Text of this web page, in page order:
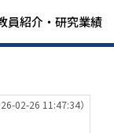
員紹介・研究業績
02-26 11:47:34）